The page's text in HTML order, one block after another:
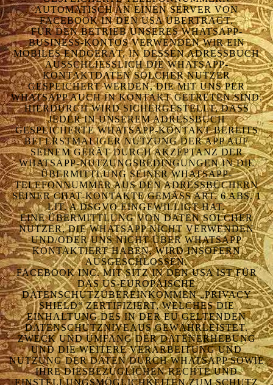
AUTOMATISCH AN EINEN SERVER VON
FACEBOOK IN DEN USA ÜBERTRÄGT.
FÜR DEN BETRIEB UNSERES WHATSAPP-
BUSINESS-KONTOS VERWENDEN WIR EIN
MOBILES ENDGERÄT, IN DESSEN ADRESSBUCH
AUSSCHLIESSLICH DIE WHATSAPP-K
ONTAKTDATEN SOLCHER NUTZER G
ESPEICHERT WERDEN, DIE MIT UNS PER W
HATSAPP AUCH IN KONTAKT GETRETEN SIND.
HIERDURCH WIRD SICHERGESTELLT, DASS
JEDER IN UNSEREM ADRESSBUCH
GESPEICHERTE WHATSAPP-KONTAKT BEREITS
BEI ERSTMALIGER NUTZUNG DER APP AUF
SEINEM GERÄT DURCH AKZEPTANZ DER
WHATSAPP-NUTZUNGSBEDINGUNGEN IN DIE
ÜBERMITTLUNG SEINER WHATSAPP-
TELEFONNUMMER AUS DEN ADRESSBÜCHERN
SEINER CHAT-KONTAKTE GEMÄSS ART. 6 ABS. 1 L
IT. A DSGVO EINGEWILLIGT HAT.
EINE ÜBERMITTLUNG VON DATEN SOLCHER
NUTZER, DIE WHATSAPP NICHT VERWENDEN
UND/ODER UNS NICHT ÜBER WHATSAPP
KONTAKTIERT HABEN, WIRD INSOFERN
AUSGESCHLOSSEN.
FACEBOOK INC. MIT SITZ IN DEN USA IST FÜR
DAS US-EUROPÄISCHE
DATENSCHUTZÜBEREINKOMMEN „PRIVACY
SHIELD“ ZERTIFIZIERT, WELCHES DIE
EINHALTUNG DES IN DER EU GELTENDEN
DATENSCHUTZNIVEAUS GEWÄHRLEISTET.
ZWECK UND UMFANG DER DATENERHEBUNG
UND DIE WEITERE VERARBEITUNG UND
NUTZUNG DER DATEN DURCH WHATSAPP SOWIE
IHRE DIESBEZÜGLICHEN RECHTE UND
EINSTELLUNGSMÖGLICHKEITEN ZUM SCHUTZ